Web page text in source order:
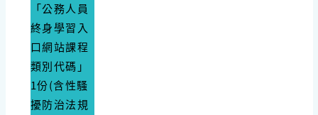
「公務人員
終身學習入
口網站課程
類別代碼」
1份(含性騷
擾防治法規